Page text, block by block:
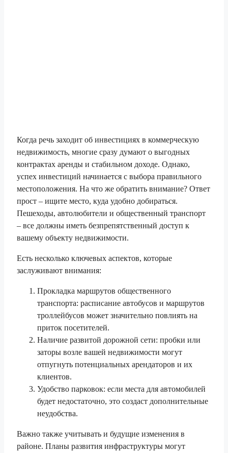
Когда речь заходит об инвестициях в коммерческую
недвижимость, многие сразу думают о выгодных
контрактах аренды и стабильном доходе. Однако,
успех инвестиций начинается с выбора правильного
местоположения. На что же обратить внимание? Ответ
прост – ищите место, куда удобно добираться.
Пешеходы, автолюбители и общественный транспорт
– все должны иметь безпрепятственный доступ к
вашему объекту недвижимости.
Есть несколько ключевых аспектов, которые
заслуживают внимания:
Прокладка маршрутов общественного
транспорта: расписание автобусов и маршрутов
троллейбусов может значительно повлиять на
приток посетителей.
Наличие развитой дорожной сети: пробки или
заторы возле вашей недвижимости могут
отпугнуть потенциальных арендаторов и их
клиентов.
Удобство парковок: если места для автомобилей
будет недостаточно, это создаст дополнительные
неудобства.
Важно также учитывать и будущие изменения в
районе. Планы развития инфраструктуры могут